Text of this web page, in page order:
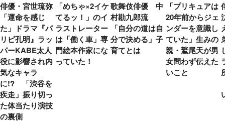
俳優・宮世琉弥
「運命を感じ
た」ドラマ『パ
リピ孔明』ラッ
パーKABE太人
役に影響され内
気なキャラ
に!? 「渋谷を
疾走」振り切っ
た体当たり演技
の裏側
「めちゃ×2イケ
てるッ！」のイ
ラストレーター
は「働く車」専
門絵本作家にな
っていた！
歌舞伎俳優 中
村勘九郎流
「自分の道は自
分で決める」子
育てとは
「プリキュアは
20年前からジェ
ンダーを意識し
ていた」生みの
親・鷲尾天が男
女問わず伝えた
いこと